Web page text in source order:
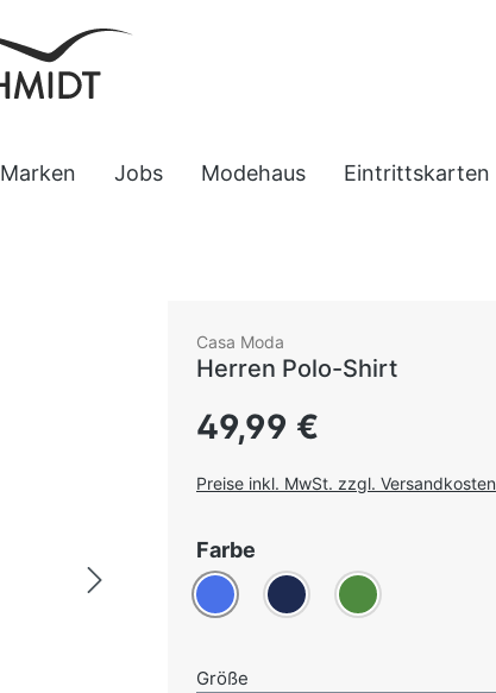
Marken Jobs Modehaus Eintrittskarten
Casa Moda
Herren Polo-Shirt
Regulärer Preis:
49,99 €
Preise inkl. MwSt. zzgl. Versandkosten
Farbe
Blau Dunkelblau
Grün
Größe